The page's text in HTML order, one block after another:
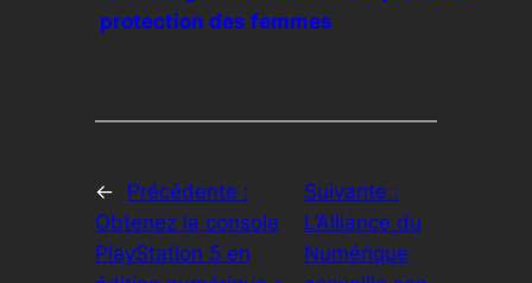
protection des femmes
←
Précédente :
Obtenez la console
PlayStation 5 en
Suivante :
L’Alliance du
Numérique